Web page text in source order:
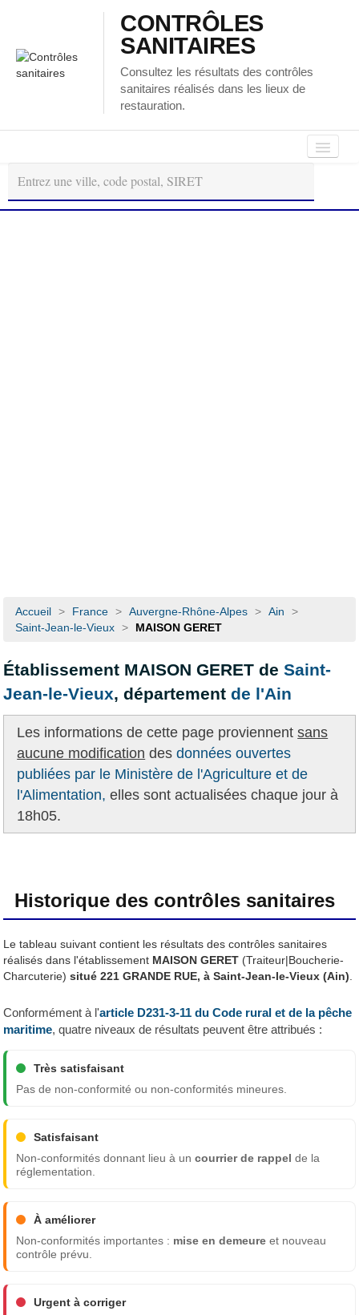
CONTRÔLES
SANITAIRES
Consultez les résultats des contrôles
sanitaires réalisés dans les lieux de
restauration.
Autour
de
moi
Régions
Accueil > France > Auvergne-Rhône-Alpes > Ain
>
Saint-Jean-le-Vieux > MAISON GERET
Établissement MAISON GERET deSaint-
Jean-le-Vieux, départementde l'Ain
Les informations de cette page proviennentsans
aucune modification desdonnées ouvertes
publiées par le Ministère de l'Agriculture et de
l'Alimentation, elles sont actualisées chaque jour à
18h05.
Historique des contrôles sanitaires
Le tableau suivant contient les résultats des contrôles sanitaires
réalisés dans l'établissement MAISON GERET (Traiteur|Boucherie-
Charcuterie) situé 221 GRANDE RUE, à Saint-Jean-le-Vieux (Ain)
Conformément à l'article D231-3-11 du Code rural et de la pêche
maritime, quatre niveaux de résultats peuvent être attribués :
Très satisfaisant
Pas de non-conformité ou non-conformités mineures.
Satisfaisant
Non-conformités donnant lieu à uncourrier de rappel de la
réglementation.
À améliorer
Non-conformités importantes : mise en demeure et nouveau
contrôle prévu.
Urgent à corriger